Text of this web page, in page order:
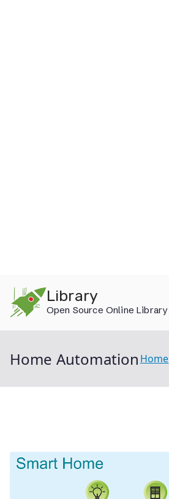
content
Library
Open Source Online Library
Home Automation Home